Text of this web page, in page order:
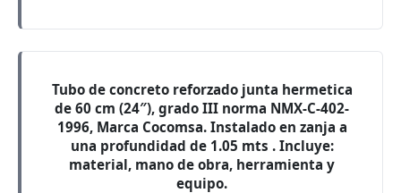
Tubo de concreto reforzado junta hermetica
de 60 cm (24″), grado III norma NMX-C-402-
1996, Marca Cocomsa. Instalado en zanja a
una profundidad de 1.05 mts . Incluye:
material, mano de obra, herramienta y
equipo.